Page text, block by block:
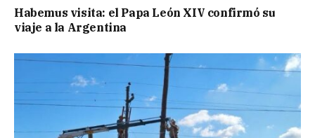
Habemus visita: el Papa León XIV confirmó su
viaje a la Argentina